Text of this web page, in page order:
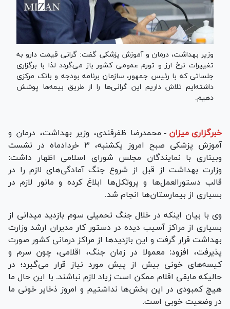
وزیر بهداشت، درمان و آموزش پزشکی گفت: گرانی قیمت دارو به
تغییرات نرخ ارز و تورم عمومی کشور باز می‌گردد لذا با برگزاری
جلساتی که با رئیس جمهور، سازمان برنامه بودجه و بانک مرکزی
داشته‌ایم تلاش داریم این گرانی‌ها را از طریق بیمه‌ها پوشش
دهیم.
خبرگزاری میزان - محمدرضا ظفرقندی، وزیر بهداشت، درمان و
آموزش پزشکی صبح امروز یکشنبه، ۳ خردادماه در نشست
وبیناری با نمایندگان مجلس شورای اسلامی اظهار داشت:
وزارت بهداشت از قبل از شروع جنگ آمادگی‌های لازم را در
قالب دستورالعمل‌ها و پروتکل‌ها ابلاغ کرده و مانور لازم در
بسیاری از بیمارستان‌ها انجام شد.
وی با بیان اینکه در خلال جنگ تحمیلی سوم بازدید میدانی از
بسیاری از مراکز آسیب دیده در دستور کار مدیران ارشد وزارت
بهداشت قرار گرفت و این بازدید‌ها از مراکز درمانی کشور صورت
پذیرفت، افزود: معمولا در زمان جنگ، اقلامی، چون سرم و
کیسه‌های خونی بیش از پیش مورد نیاز قرار می‌گیرد؛ در
حالیکه مابقی اقلام ممکن است زیاد لازم نباشند. با این حال ما
هیچ کمبودی در این بخش‌ها نداشتیم و امروز ذخایر خونی ما
در وضعیت خوبی است.